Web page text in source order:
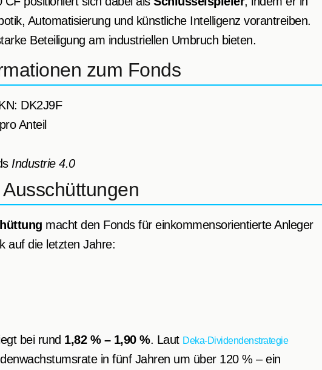
Automatisierung und künstliche Intelligenz vorantreiben.
Beteiligung am industriellen Umbruch bieten.
zum Fonds
DK2J9F
Anteil
Industrie 4.0
macht den Fonds für einkommensorientierte Anleger
auf die letzten Jahre:
bei rund 1,82 % – 1,90 %. Laut Deka-Dividendenstrategie
in fünf Jahren um über 120 % – ein